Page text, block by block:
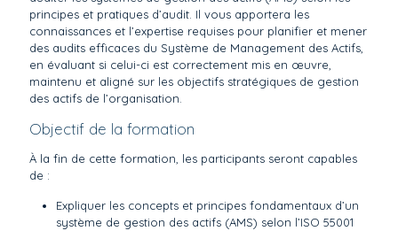
principes et pratiques d’audit. Il vous apportera les
connaissances et l’expertise requises pour planifier et mener
des audits efficaces du Système de Management des Actifs,
en évaluant si celui-ci est correctement mis en œuvre,
maintenu et aligné sur les objectifs stratégiques de gestion
des actifs de l’organisation.
Objectif de la formation
À la fin de cette formation, les participants seront capables
de :
Expliquer les concepts et principes fondamentaux d’un
système de gestion des actifs (AMS) selon l’ISO 55001